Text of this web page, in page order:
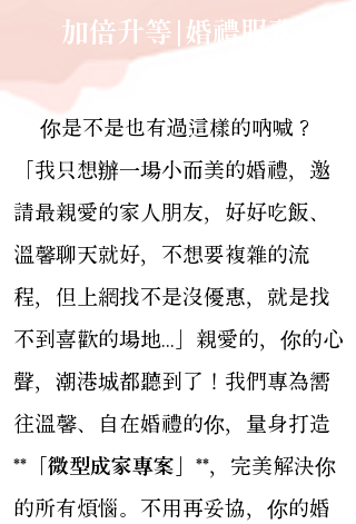
你是不是也有過這樣的吶喊？
「我只想辦一場小而美的婚禮，邀
請最親愛的家人朋友，好好吃飯、
溫馨聊天就好，不想要複雜的流
程，但上網找不是沒優惠，就是找
不到喜歡的場地...」親愛的，你的心
聲，潮港城都聽到了！我們專為嚮
往溫馨、自在婚禮的你，量身打造
** 「微型成家專案」 **，完美解決你
的所有煩惱。不用再妥協，你的婚
加倍升等|婚禮服務